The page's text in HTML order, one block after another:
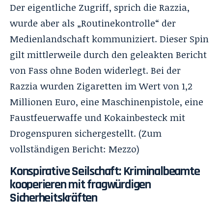
Der eigentliche Zugriff, sprich die Razzia,
wurde aber als „Routinekontrolle“ der
Medienlandschaft kommuniziert. Dieser Spin
gilt mittlerweile durch den geleakten Bericht
von Fass ohne Boden widerlegt. Bei der
Razzia wurden Zigaretten im Wert von 1,2
Millionen Euro, eine Maschinenpistole, eine
Faustfeuerwaffe und Kokainbesteck mit
Drogenspuren sichergestellt. (Zum
vollständigen Bericht: Mezzo)
Konspirative Seilschaft: Kriminalbeamte
kooperieren mit fragwürdigen
Sicherheitskräften